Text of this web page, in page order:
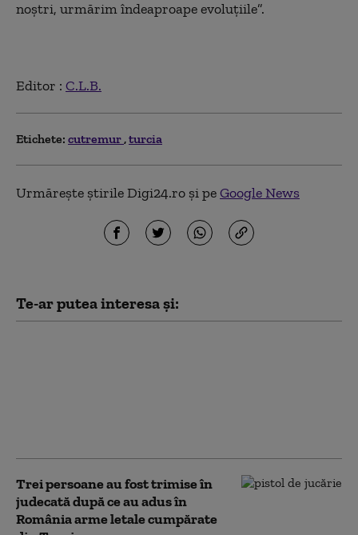
noştri, urmărim îndeaproape evoluţiile”.
Editor : C.L.B.
Etichete: cutremur turcia
Urmărește știrile Digi24.ro și peGoogle News
Te-ar putea interesa și:
Trei persoane au fost trimise în
judecată după ce au adus în
România arme letale cumpărate